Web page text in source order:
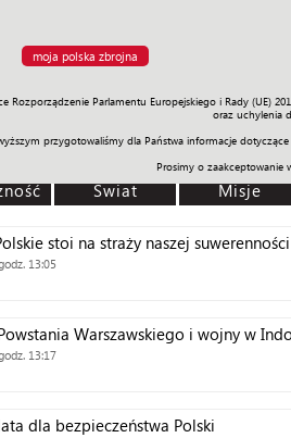
moja polska zbrojna
Rozporządzenie Parlamentu Europejskiego i Rady
oraz uchylenia
przygotowaliśmy dla Państwa informacje
Prosimy o
Misje Polityka Prawo Świat
Świat Misje
stoi na straży naszej suwerenności
13:05
Warszawskiego i wojny w
13:17
dla bezpieczeństwa Polski